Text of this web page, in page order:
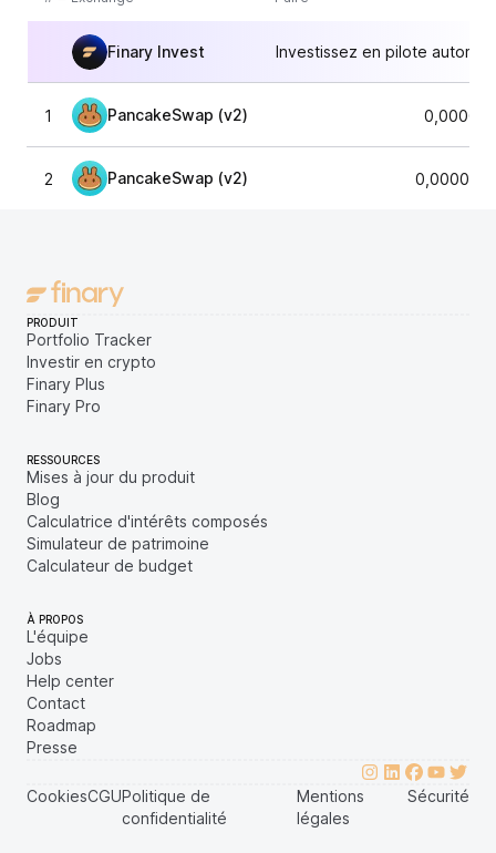
Finary Invest Investissez en pilote
1 PancakeSwap (v2)
2 PancakeSwap (v2)
PRODUIT
Portfolio Tracker
Investir en crypto
Finary Plus
Finary Pro
RESSOURCES
Mises à jour du produit
Blog
Calculatrice d'intérêts composés
Simulateur de patrimoine
Calculateur de budget
À PROPOS
L'équipe
Jobs
Help center
Contact
Roadmap
Presse
CookiesCGUPolitique de
confidentialité
Mentions
légales
Sécurité